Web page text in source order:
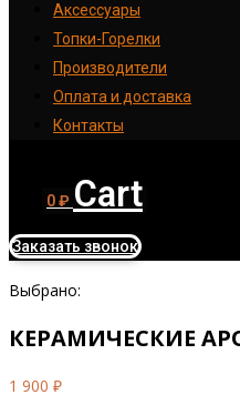
Аксессуары
Топки-Горелки
Производители
Оплата и доставка
Контакты
0₽ Cart
Заказать звонок
Выбрано:
КЕРАМИЧЕСКИЕ
1 900 ₽